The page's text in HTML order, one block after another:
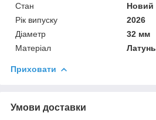
Стан
Новий
Рік випуску
2026
Діаметр
32 мм
Матеріал
Латунь
Приховати
Умови доставки